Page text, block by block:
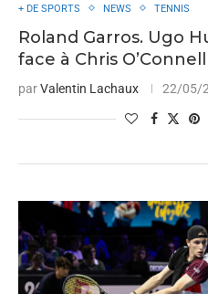
+ DE SPORTS NEWS TENNIS
Roland Garros. Ugo
face à Chris O’Connell
parValentin Lachaux 22/05/